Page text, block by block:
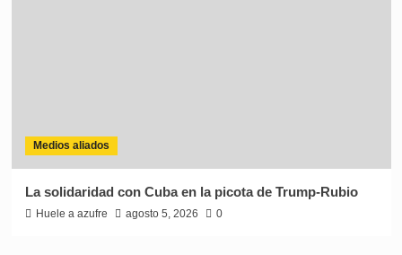
Medios aliados
La solidaridad con Cuba en la picota de Trump-Rubio
Huele a azufre agosto 5, 2026 0